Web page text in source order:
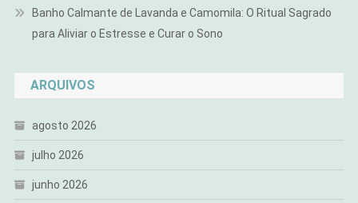
Banho Calmante de Lavanda e Camomila: O Ritual Sagrado
para Aliviar o Estresse e Curar o Sono
ARQUIVOS
agosto 2026
julho 2026
junho 2026